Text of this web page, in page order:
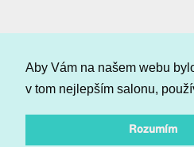
Aby Vám na našem webu
v tom nejlepším salonu,
Rozumím
Všeobecné obchodní